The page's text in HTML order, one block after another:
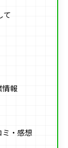
て
情報
ミ・感想